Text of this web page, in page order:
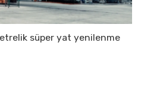
süper yat yenilenme